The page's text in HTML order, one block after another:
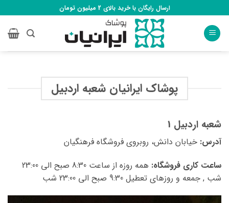
to
content
ارسال رایگان با خرید بالای 2 میلیون تومان
پوشاک ایرانیان شعبه اردبیل
شعبه اردبیل 1
آدرس: خیابان دانش، روبروی فروشگاه فرهنگیان
ساعت کاری فروشگاه:
همه روزه از ساعت 8:30 صبح الی 23:00
شب , جمعه و روزهای تعطیل 9:30 صبح الی 23:00 شب